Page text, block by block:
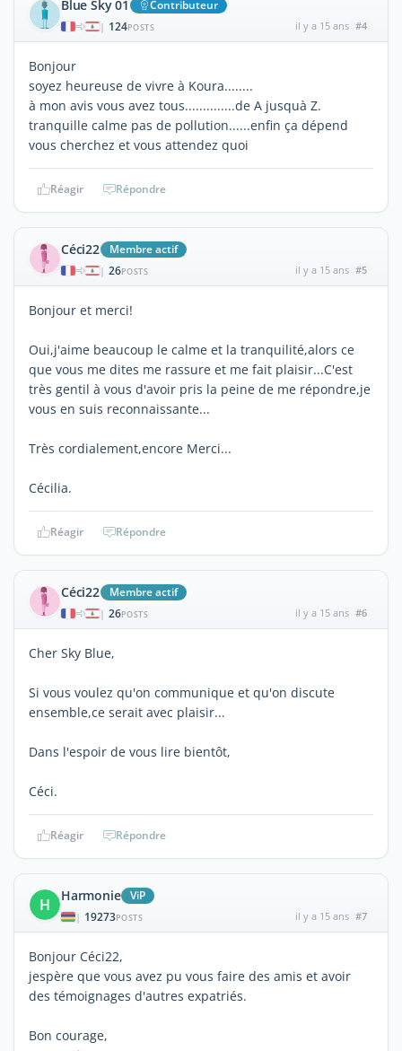
Blue Sky 01 Contributeur
| 124POSTS il y a 15 ans #4
Bonjour
soyez heureuse de vivre à Koura........
à mon avis vous avez tous..............de A jusquà Z.
tranquille calme pas de pollution......enfin ça dépend
vous cherchez et vous attendez quoi
Réagir Répondre
Céci22 Membre actif
| 26POSTS il y a 15 ans #5
Bonjour et merci!
Oui,j'aime beaucoup le calme et la tranquilité,alors ce
que vous me dites me rassure et me fait plaisir...C'est
très gentil à vous d'avoir pris la peine de me répondre,je
vous en suis reconnaissante...
Très cordialement,encore Merci...
Cécilia.
Réagir Répondre
Céci22 Membre actif
| 26POSTS il y a 15 ans #6
Cher Sky Blue,
Si vous voulez qu'on communique et qu'on discute
ensemble,ce serait avec plaisir...
Dans l'espoir de vous lire bientôt,
Céci.
Réagir Répondre
H Harmonie ViP
| 19273POSTS il y a 15 ans #7
Bonjour Céci22,
jespère que vous avez pu vous faire des amis et avoir
des témoignages d'autres expatriés.
Bon courage,